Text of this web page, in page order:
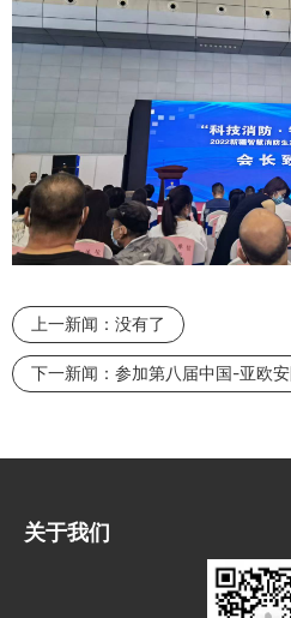
上一新闻： 没有了
下一新闻： 参加第八届中国-亚欧
关于我们